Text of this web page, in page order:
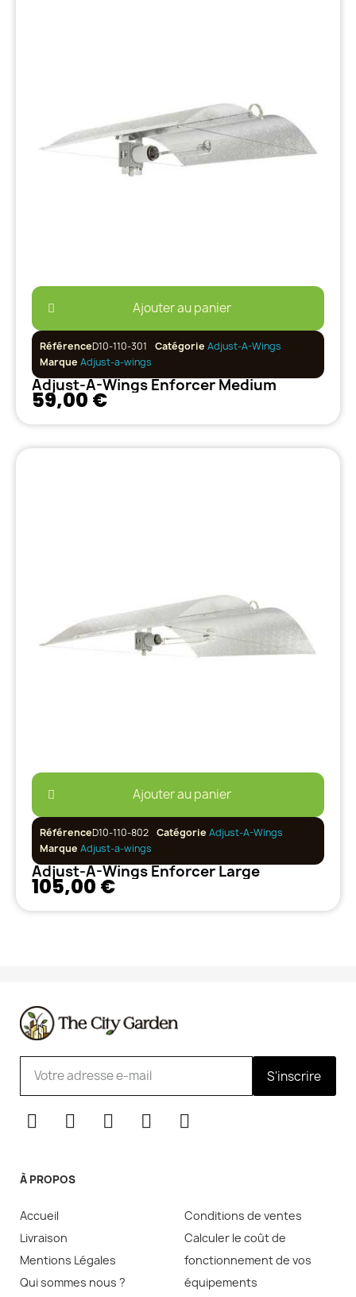
Ajouter au panier
RéférenceD10-110-301 Catégorie Adjust-A-Wings
Marque Adjust-a-wings
Adjust-A-Wings Enforcer Medium
59,00 €
Ajouter au panier
RéférenceD10-110-802 Catégorie Adjust-A-Wings
Marque Adjust-a-wings
Adjust-A-Wings Enforcer Large
105,00 €
S'inscrire
À PROPOS
Accueil
Livraison
Mentions Légales
Qui sommes nous ?
Conditions de ventes
Calculer le coût de
fonctionnement de vos
équipements